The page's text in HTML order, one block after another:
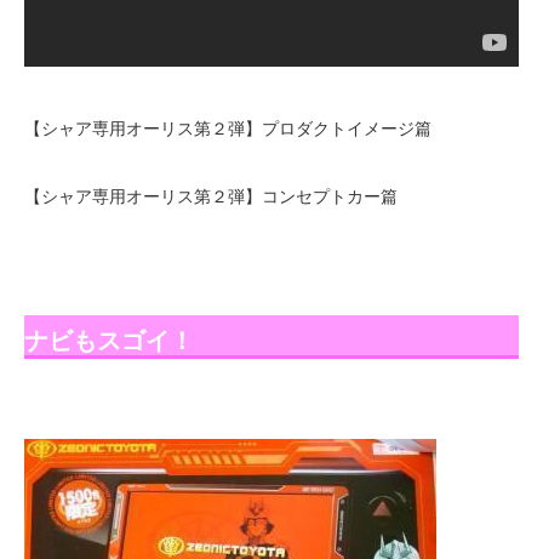
【シャア専用オーリス第２弾】プロダクトイメージ篇
【シャア専用オーリス第２弾】コンセプトカー篇
ナビもスゴイ！